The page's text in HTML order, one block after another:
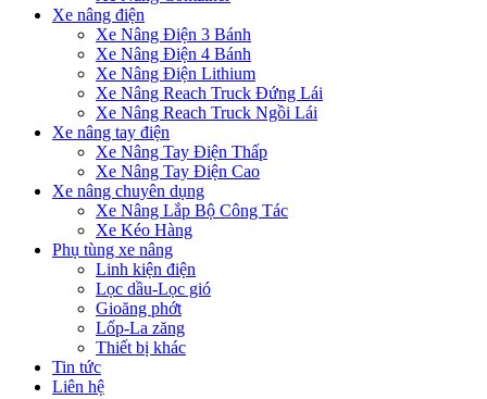
Xe nâng điện
Xe Nâng Điện 3 Bánh
Xe Nâng Điện 4 Bánh
Xe Nâng Điện Lithium
Xe Nâng Reach Truck Đứng Lái
Xe Nâng Reach Truck Ngồi Lái
Xe nâng tay điện
Xe Nâng Tay Điện Thấp
Xe Nâng Tay Điện Cao
Xe nâng chuyên dụng
Xe Nâng Lắp Bộ Công Tác
Xe Kéo Hàng
Phụ tùng xe nâng
Linh kiện điện
Lọc dầu-Lọc gió
Gioăng phớt
Lốp-La zăng
Thiết bị khác
Tin tức
Liên hệ